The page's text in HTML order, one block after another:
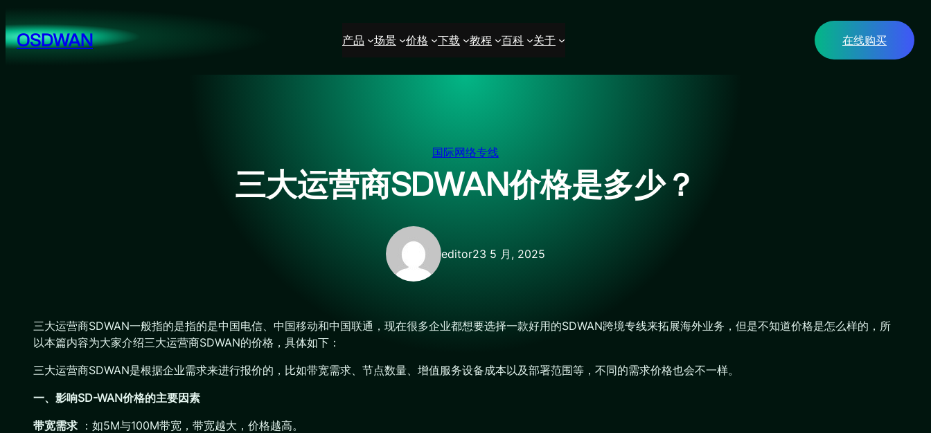
至
内OSDWAN 产品 场景 价格 下载 教程 百科 关于 在线购买
国际网络专线
三大运营商SDWAN价格是多少？
editor23 5 月, 2025
三大运营商SDWAN一般指的是指的是中国电信、中国移动和中国联通，现在很多企业都想要选择一款好用的SDWAN跨境专线来拓展海外业务，但是不知道价格是怎么样的，所
以本篇内容为大家介绍三大运营商SDWAN的价格，具体如下：
三大运营商SDWAN是根据企业需求来进行报价的，比如带宽需求、节点数量、增值服务设备成本以及部署范围等，不同的需求价格也会不一样。
一、影响SD-WAN价格的主要因素
带宽需求 ：如5M与100M带宽，带宽越大，价格越高。